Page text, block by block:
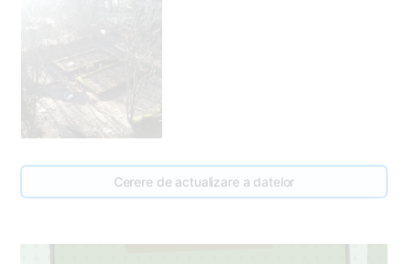
Cerere de actualizare a datelor